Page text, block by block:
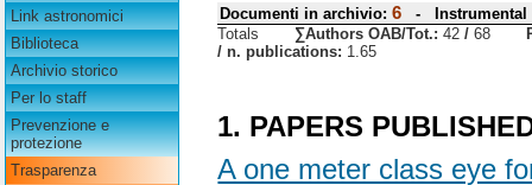
Link astronomici
Biblioteca
Archivio storico
Per lo staff
Prevenzione e
protezione
Trasparenza
Documenti in archivio:6
-
Totals
∑Authors OAB/Tot.: 42 /68
/ n. publications: 1.65
1. PAPERS
A one meter class eye